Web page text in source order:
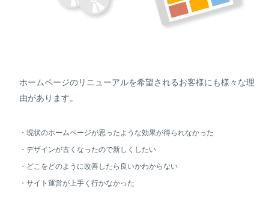
ホームページのリニューアルを希望されるお客様にも様々な理
由があります。
・現状のホームページが思ったような効果が得られなかった
・デザインが古くなったので新しくしたい
・どこをどのように改善したら良いかわからない
・サイト運営が上手く行かなかった